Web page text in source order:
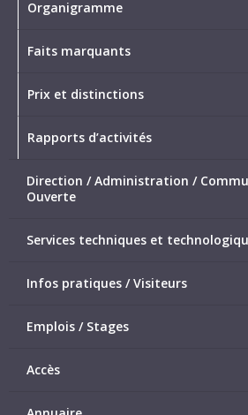
Organigramme
Faits marquants
Prix et distinctions
Rapports d’activités
Direction / Administration /
Ouverte
Services techniques et
Infos pratiques / Visiteurs
Emplois / Stages
Accès